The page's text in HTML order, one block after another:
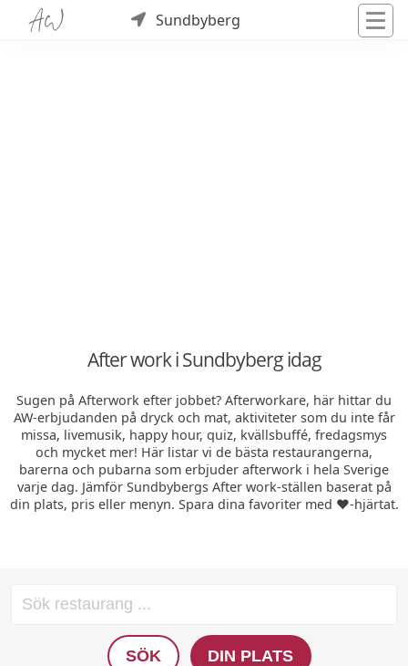
Sundbyberg
After work i Sundbyberg idag
Sugen på Afterwork efter jobbet? Afterworkare, här hittar du
AW-erbjudanden på dryck och mat, aktiviteter som du inte får
missa, livemusik, happy hour, quiz, kvällsbuffé, fredagsmys
och mycket mer! Här listar vi de bästa restaurangerna,
barerna och pubarna som erbjuder afterwork i hela Sverige
varje dag. Jämför Sundbybergs After work-ställen baserat på
din plats, pris eller menyn. Spara dina favoriter med ❤️-hjärtat.
SÖK DIN PLATS